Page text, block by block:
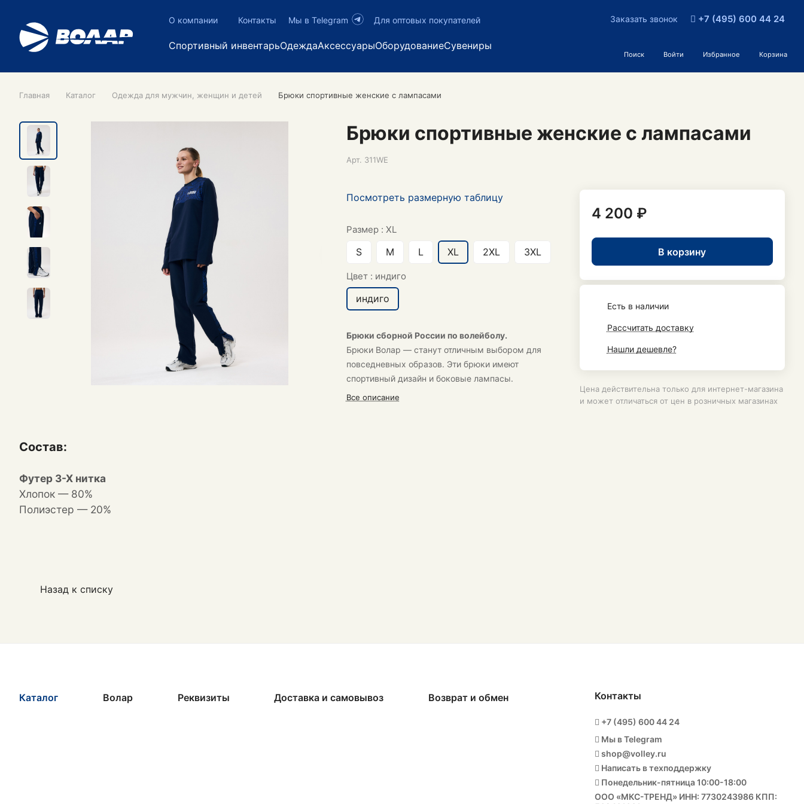
О компании Контакты Мы в Telegram Для оптовых покупателей
Спортивный инвентарьОдеждаАксессуарыОборудованиеСувениры
Заказать звонок +7 (495) 600 44 24
Поиск Войти Избранное Корзина
Главная Каталог Одежда для мужчин, женщин и детей Брюки спортивные женские с лампасами
Брюки спортивные женские с лампасами
Арт. 311WE
Посмотреть размерную таблицу
Размер : XL
S M L XL 2XL 3XL
Цвет : индиго
индиго
Брюки сборной России по волейболу.
Брюки Волар — станут отличным выбором для
повседневных образов. Эти брюки имеют
спортивный дизайн и боковые лампасы.
Все описание
4 200 ₽
В корзину
Есть в наличии
Рассчитать доставку
Нашли дешевле?
Цена действительна только для интернет-магазина
и может отличаться от цен в розничных магазинах
Состав:
Футер 3-Х нитка
Хлопок — 80%
Полиэстер — 20%
Назад к списку
Каталог Волар Реквизиты Доставка и самовывоз Возврат и обмен Контакты
+7 (495) 600 44 24
Мы в Telegram
shop@volley.ru
Написать в техподдержку
Понедельник-пятница 10:00-18:00
ООО «МКС-ТРЕНД» ИНН: 7730243986 КПП: